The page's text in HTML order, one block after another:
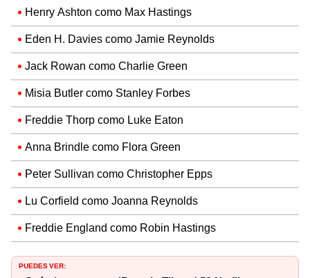
Henry Ashton como Max Hastings
Eden H. Davies como Jamie Reynolds
Jack Rowan como Charlie Green
Misia Butler como Stanley Forbes
Freddie Thorp como Luke Eaton
Anna Brindle como Flora Green
Peter Sullivan como Christopher Epps
Lu Corfield como Joanna Reynolds
Freddie England como Robin Hastings
PUEDES VER: